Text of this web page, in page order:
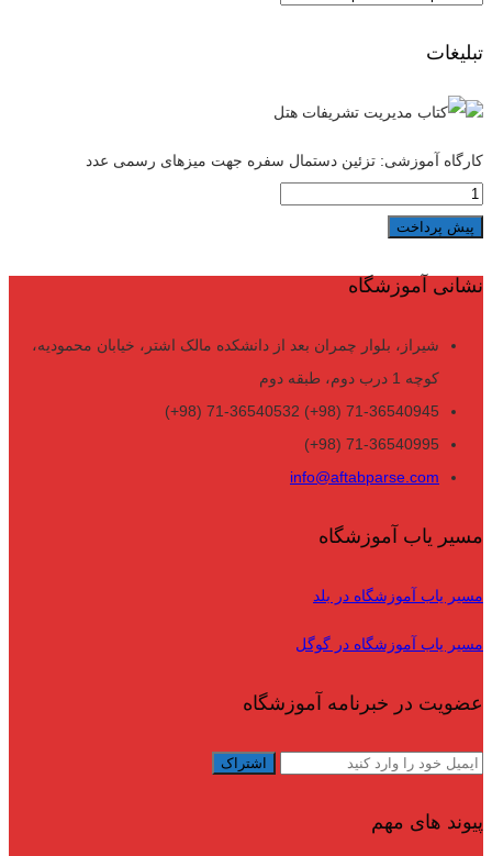
تبلیغات
کارگاه آموزشی: تزئین دستمال سفره جهت میزهای رسمی عدد
پیش پرداخت
نشانی آموزشگاه
شیراز، بلوار چمران بعد از دانشکده مالک اشتر، خیابان محمودیه،
کوچه 1 درب دوم، طبقه دوم
71-36540945 (98+) 71-36540532 (98+)
71-36540995 (98+)
info@aftabparse.com
مسیر یاب آموزشگاه
مسیر یاب آموزشگاه در بلد
مسیر یاب آموزشگاه در گوگل
عضویت در خبرنامه آموزشگاه
پیوند های مهم